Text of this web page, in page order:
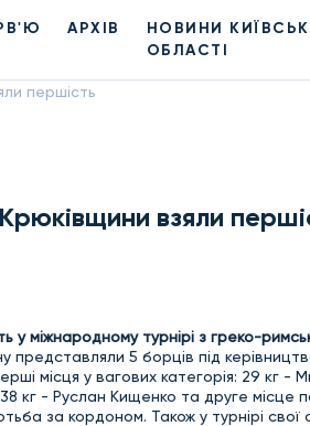
АРХІВ
НОВИНИ
ОБЛАСТІ
першість
взяли
міжнародному турнірі з греко-
представляли 5 борців під
місця у вагових категорія: 29 кг -
кг - Руслан Кищенко та друге місце
за кордоном. Також у турнірі